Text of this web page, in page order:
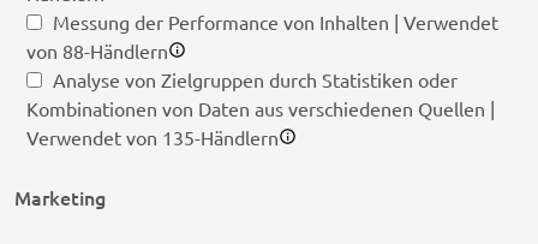
Messung der Performance von Inhalten | Verwendet
von 88-Händlern
Analyse von Zielgruppen durch Statistiken oder
Kombinationen von Daten aus verschiedenen Quellen |
Verwendet von 135-Händlern
Marketing